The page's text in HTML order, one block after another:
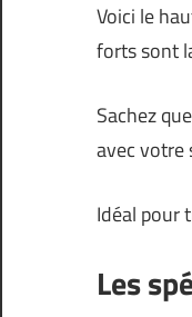
Voici le
forts sont
Sachez
avec votre
Idéal pour
Les